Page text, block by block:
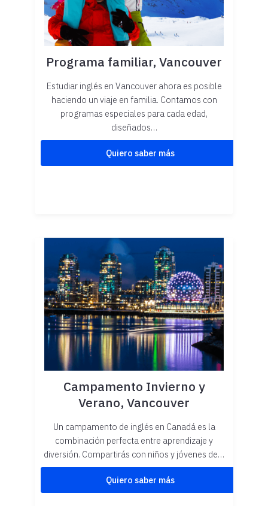
Programa familiar, Vancouver
Estudiar inglés en Vancouver ahora es posible
haciendo un viaje en familia. Contamos con
programas especiales para cada edad,
diseñados…
Quiero saber más
Campamento Invierno y
Verano, Vancouver
Un campamento de inglés en Canadá es la
combinación perfecta entre aprendizaje y
diversión. Compartirás con niños y jóvenes de…
Quiero saber más